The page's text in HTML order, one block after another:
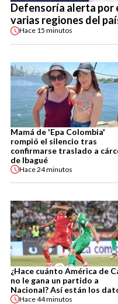
Defensoría alerta por
varias regiones del
Hace 15 minutos
Mamá de 'Epa Colombia'
rompió el silencio tras
confirmarse traslado a
de Ibagué
Hace24 minutos
¿Hace cuánto América de
no le gana un partido a
Nacional? Así están los
Hace44 minutos